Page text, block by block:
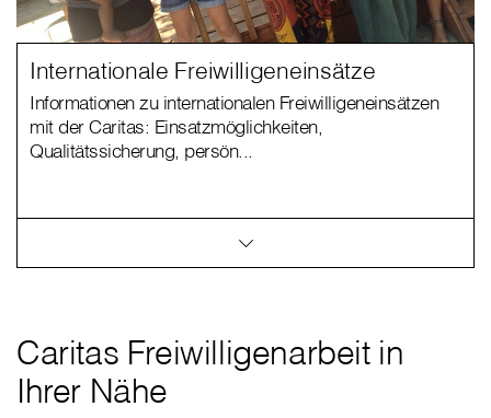
Internationale Freiwilligeneinsätze
Informationen zu internationalen Freiwilligeneinsätzen
mit der Caritas: Einsatzmöglichkeiten,
Qualitätssicherung, persön...
Caritas Freiwilligenarbeit in
Ihrer Nähe